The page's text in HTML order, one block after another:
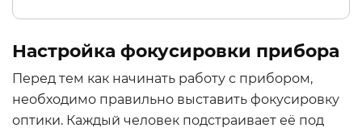
Настройка фокусировки прибора
Перед тем как начинать работу с прибором,
необходимо правильно выставить фокусировку
оптики. Каждый человек подстраивает её под